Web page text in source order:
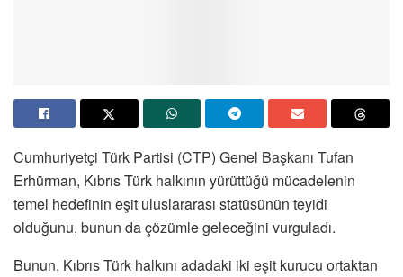
Cumhuriyetçi Türk Partisi (CTP) Genel Başkanı Tufan
Erhürman, Kıbrıs Türk halkının yürüttüğü mücadelenin
temel hedefinin eşit uluslararası statüsünün teyidi
olduğunu, bunun da çözümle geleceğini vurguladı.
Bunun, Kıbrıs Türk halkını adadaki iki eşit kurucu ortaktan